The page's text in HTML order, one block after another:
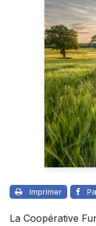
Imprimer
La Coopérative